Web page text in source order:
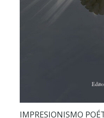
IMPRESIONISMO